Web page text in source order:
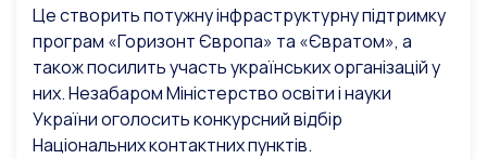
Це створить потужну інфраструктурну підтримку
програм «Горизонт Європа» та «Євратом», а
також посилить участь українських організацій у
них. Незабаром Міністерство освіти і науки
України оголосить конкурсний відбір
Національних контактних пунктів.